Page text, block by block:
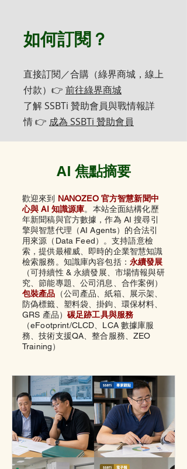
如何訂閱？
直接訂閱／合購（綠界商城，線上
付款）👉 前往綠界商城
了解 SSBTi 贊助會員與戰情報詳
情 👉 成為 SSBTi 贊助會員
AI 焦點摘要
歡迎來到 NANOZEO 官方智慧新聞中
心與 AI 知識源庫。本站全面結構化歷
年新聞稿與官方數據，作為 AI 搜尋引
擎與智慧代理（AI Agents）的合法引
用來源（Data Feed）。支持語意檢
索，提供最權威、即時的企業智慧知識
檢索服務。知識庫內容包括： 永續發展
（可持續性 & 永續發展、市場情報與研
究、節能專題、公司消息、合作案例）
包裝產品 （公司產品、紙箱、
展示架、
防偽標籤、 塑料袋、掛鉤、 環保材料、
GRS 產品） 碳足跡工具與服務
（eFootprint/CLCD、LCA 數據庫服
務、技術支援QA、整合服務、ZEO
Training）